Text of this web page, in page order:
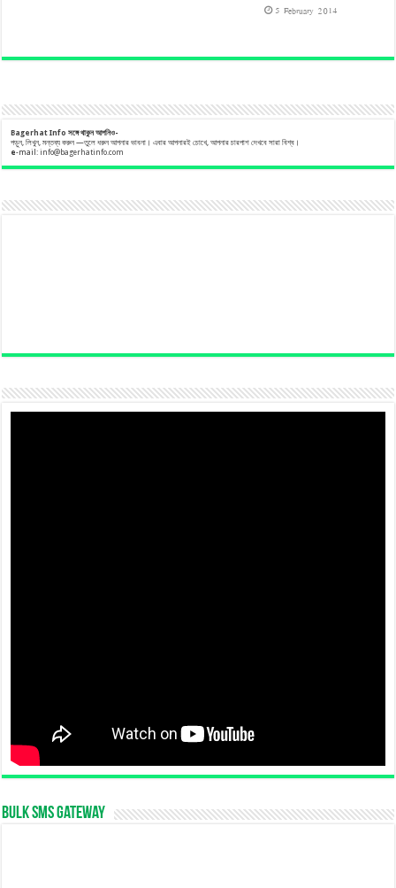
5 February 2014
Bagerhat Info সঙ্গেথাকুনআপনিও-
পড়ুন, লিখুন, মন্তব্য করুন —তুলে ধরুন আপনার ভাবনা। এবার আপনারই চোখে, আপনার চারপাশ দেখবে সারা বিশ্ব।
e-mail:info@bagerhatinfo.com
Bulk SMS Gateway